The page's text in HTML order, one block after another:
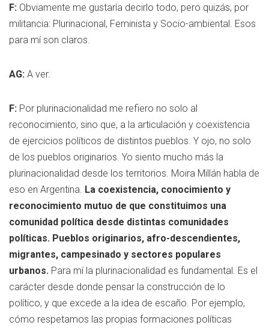
F: Obviamente me gustaría decirlo todo, pero quizás, por
militancia: Plurinacional, Feminista y Socio-ambiental. Esos
para mí son claros.
AG: A ver.
F: Por plurinacionalidad me refiero no solo al
reconocimiento, sino que, a la articulación y coexistencia
de ejercicios políticos de distintos pueblos. Y ojo, no solo
de los pueblos originarios. Yo siento mucho más la
plurinacionalidad desde los territorios. Moira Millán habla de
eso en Argentina. La coexistencia, conocimiento y
reconocimiento mutuo de que constituimos una
comunidad política desde distintas comunidades
políticas. Pueblos originarios, afro-descendientes,
migrantes, campesinado y sectores populares
urbanos. Para mí la plurinacionalidad es fundamental. Es el
carácter desde donde pensar la construcción de lo
político, y que excede a la idea de escaño. Por ejemplo,
cómo respetamos las propias formaciones políticas